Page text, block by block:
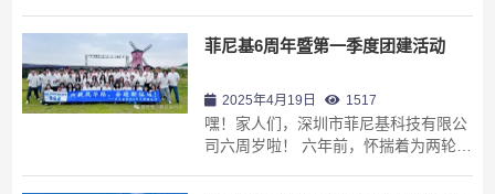
菲尼基6周年暨第一季度团建活动
2025年4月19日 1517
嘿！家人们，深圳市菲尼基科技有限公
司六周岁啦！ 六年前，怀揣着为两轮电